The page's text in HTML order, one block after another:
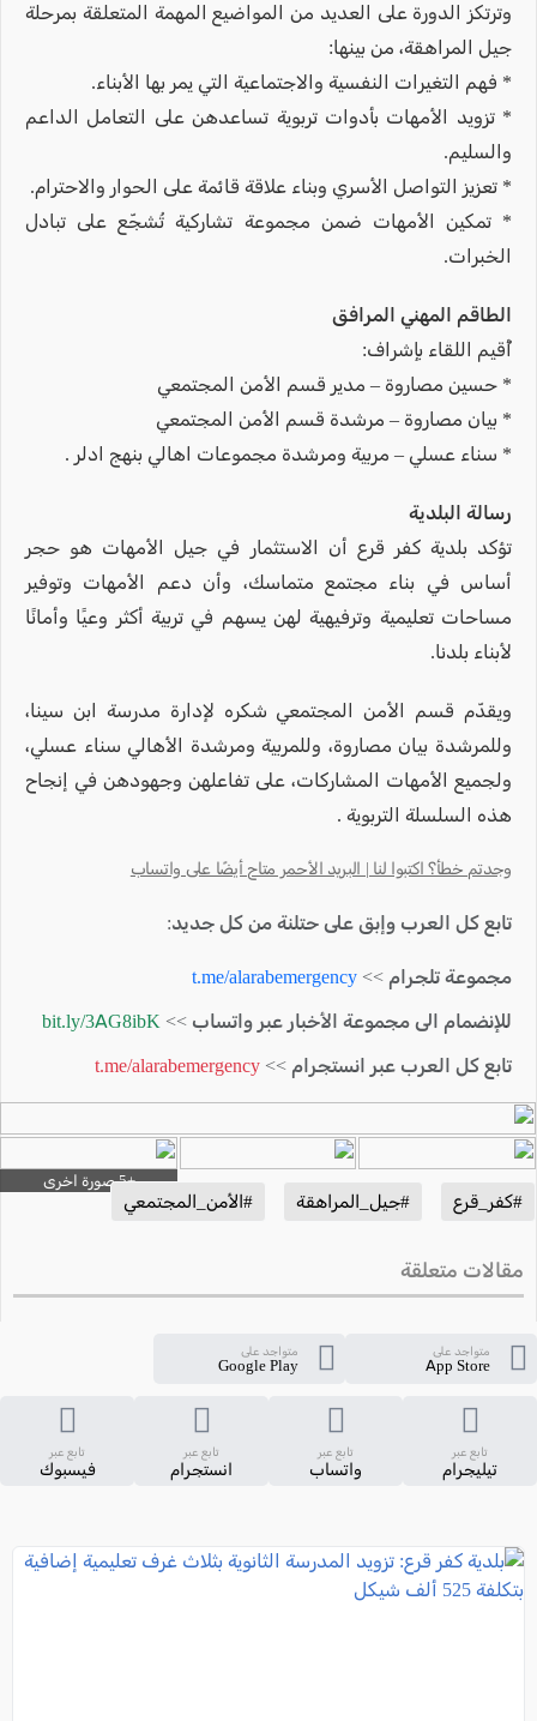
وترتكز الدورة على العديد من المواضيع المهمة المتعلقة بمرحلة
جيل المراهقة، من بينها:
* فهم التغيرات النفسية والاجتماعية التي يمر بها الأبناء.
* تزويد الأمهات بأدوات تربوية تساعدهن على التعامل الداعم
والسليم.
* تعزيز التواصل الأسري وبناء علاقة قائمة على الحوار والاحترام.
* تمكين الأمهات ضمن مجموعة تشاركية تُشجّع على تبادل
الخبرات.
الطاقم المهني المرافق
أُقيم اللقاء بإشراف:
* حسين مصاروة – مدير قسم الأمن المجتمعي
* بيان مصاروة – مرشدة قسم الأمن المجتمعي
* سناء عسلي – مربية ومرشدة مجموعات اهالي بنهج ادلر .
رسالة البلدية
تؤكد بلدية كفر قرع أن الاستثمار في جيل الأمهات هو حجر
أساس في بناء مجتمع متماسك، وأن دعم الأمهات وتوفير
مساحات تعليمية وترفيهية لهن يسهم في تربية أكثر وعيًا وأمانًا
لأبناء بلدنا.
ويقدّم قسم الأمن المجتمعي شكره لإدارة مدرسة ابن سينا،
وللمرشدة بيان مصاروة، وللمربية ومرشدة الأهالي سناء عسلي،
ولجميع الأمهات المشاركات، على تفاعلهن وجهودهن في إنجاح
هذه السلسلة التربوية .
وجدتم خطأ؟ اكتبوا لنا | البريد الأحمر متاح أيضًا على واتساب
تابع كل العرب وإبق على حتلنة من كل جديد:
مجموعة تلجرام >> t.me/alarabemergency
للإنضمام الى مجموعة الأخبار عبر واتساب >> bit.ly/3AG8ibK
تابع كل العرب عبر انستجرام >> t.me/alarabemergency
#كفر_قرع #جيل_المراهقة #الأمن_المجتمعي
مقالات متعلقة
متواجد على
App Store
متواجد على
Google Play
تابع عبر
تيليجرام
تابع عبر
واتساب
تابع عبر
انستجرام
تابع عبر
فيسبوك